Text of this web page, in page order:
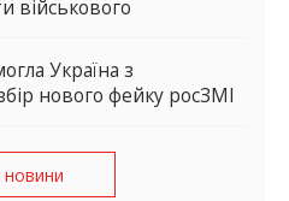
військового
Україна з
нового фейку росЗМІ
новини